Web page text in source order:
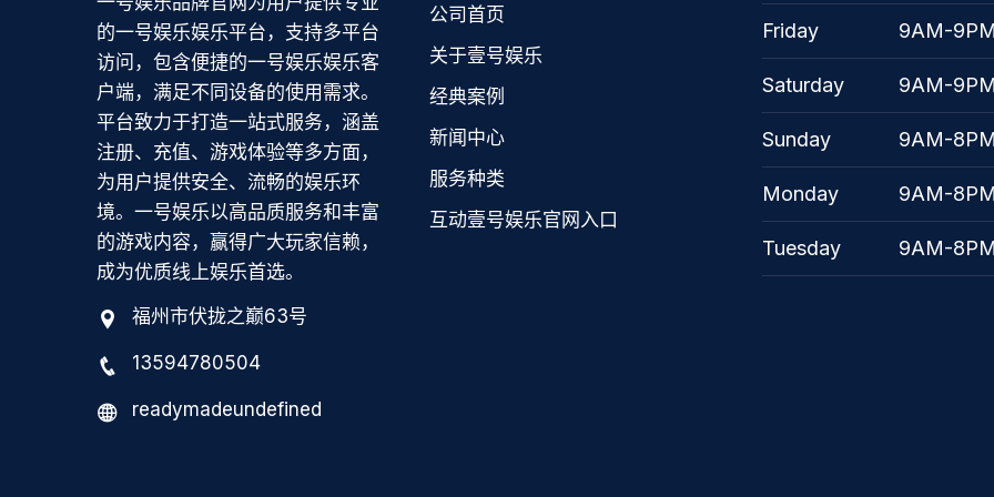
的一号娱乐娱乐平台，支持多平台
访问，包含便捷的一号娱乐娱乐客
户端，满足不同设备的使用需求。
平台致力于打造一站式服务，涵盖
注册、充值、游戏体验等多方面，
为用户提供安全、流畅的娱乐环
境。一号娱乐以高品质服务和丰富
的游戏内容，赢得广大玩家信赖，
成为优质线上娱乐首选。
福州市伏拢之巅63号
13594780504
readymadeundefined
公司首页
关于壹号娱乐
经典案例
新闻中心
服务种类
互动壹号娱乐官网入口
Friday 9AM-9PM
Saturday 9AM-9PM
Sunday 9AM-8PM
Monday 9AM-8PM
Tuesday 9AM-8PM